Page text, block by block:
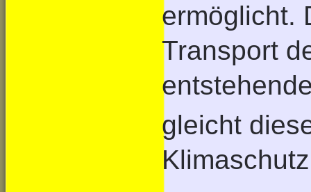
ermöglicht.
Transport
gleicht